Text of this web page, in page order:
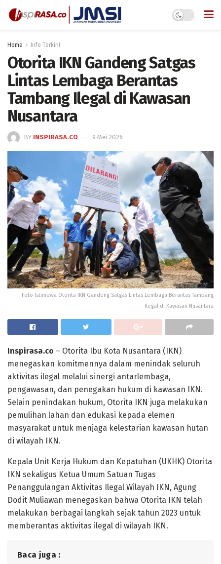
Home Info Terkini
Otorita IKN Gandeng Satgas
Lintas Lembaga Berantas
Tambang Ilegal di Kawasan
Nusantara
BY INSPIRASA.CO 9 Mei 2026
Foto Istimewa Otorita IKN Gandeng Satgas Lintas Lembaga Berantas Tambang
Ilegal di Kawasan Nusantara
Inspirasa.co – Otorita Ibu Kota Nusantara (IKN)
menegaskan komitmennya dalam menindak seluruh
aktivitas ilegal melalui sinergi antarlembaga,
pengawasan, dan penegakan hukum di kawasan IKN.
Selain penindakan hukum, Otorita IKN juga melakukan
pemulihan lahan dan edukasi kepada elemen
masyarakat untuk menjaga kelestarian kawasan hutan
di wilayah IKN.
Kepala Unit Kerja Hukum dan Kepatuhan (UKHK) Otorita
IKN sekaligus Ketua Umum Satuan Tugas
Penanggulangan Aktivitas Ilegal Wilayah IKN, Agung
Dodit Muliawan menegaskan bahwa Otorita IKN telah
melakukan berbagai langkah sejak tahun 2023 untuk
memberantas aktivitas ilegal di wilayah IKN.
Baca juga :